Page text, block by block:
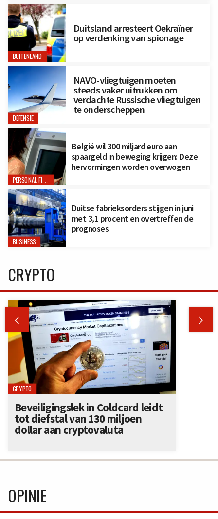
BUITENLAND
Duitsland arresteert Oekraïner
op verdenking van spionage
DEFENSIE
NAVO-vliegtuigen moeten
steeds vaker uitrukken om
verdachte Russische vliegtuigen
te onderscheppen
PERSONAL FINANCE
België wil 300 miljard euro aan
spaargeld in beweging krijgen: Deze
hervormingen worden overwogen
BUSINESS
Duitse fabrieksorders stijgen in juni
met 3,1 procent en overtreffen de
prognoses
CRYPTO
 
CRYPTO
Beveiligingslek in Coldcard leidt
tot diefstal van 130 miljoen
dollar aan cryptovaluta
OPINIE